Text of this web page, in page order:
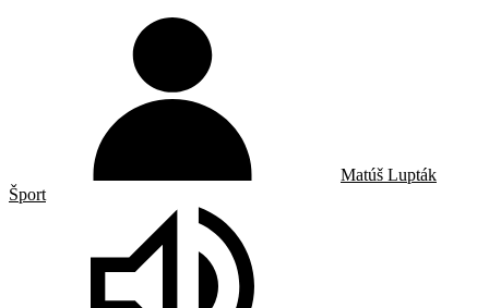
Matúš Lupták
Šport